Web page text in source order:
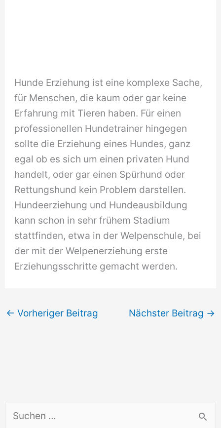
Hunde Erziehung ist eine komplexe Sache,
für Menschen, die kaum oder gar keine
Erfahrung mit Tieren haben. Für einen
professionellen Hundetrainer hingegen
sollte die Erziehung eines Hundes, ganz
egal ob es sich um einen privaten Hund
handelt, oder gar einen Spürhund oder
Rettungshund kein Problem darstellen.
Hundeerziehung und Hundeausbildung
kann schon in sehr frühem Stadium
stattfinden, etwa in der Welpenschule, bei
der mit der Welpenerziehung erste
Erziehungsschritte gemacht werden.
← Vorheriger Beitrag Nächster Beitrag →